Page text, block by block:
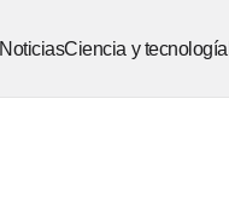
NoticiasCiencia y tecnología